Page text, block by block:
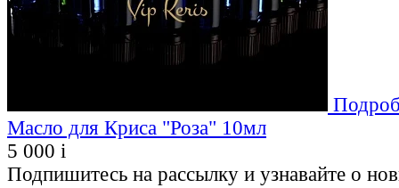
Масло для Криса "Роза" 10мл
5 000 i
Подпишитесь на рассылку и узнавайте о